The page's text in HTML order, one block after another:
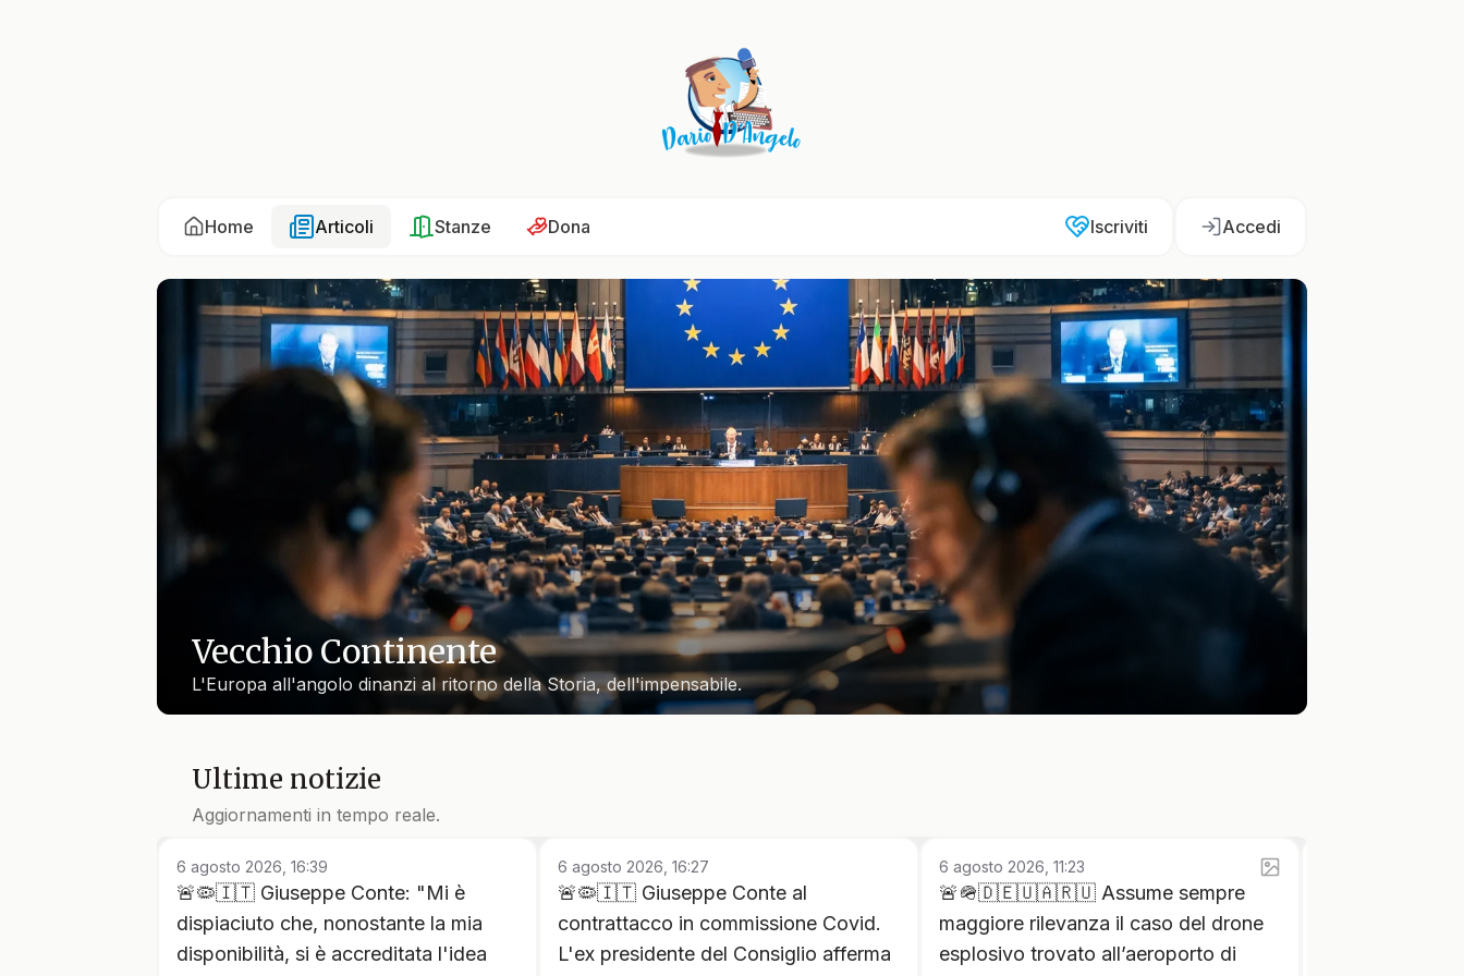
Home Articoli Stanze Dona Iscriviti Accedi
Vecchio Continente
L'Europa all'angolo dinanzi al ritorno della Storia, dell'impensabile.
Ultime notizie
Aggiornamenti in tempo reale.
6 agosto 2026, 16:39
🚨🦠🇮🇹 Giuseppe Conte: "Mi è
dispiaciuto che, nonostante la mia
disponibilità, si è accreditata l'idea
6 agosto 2026, 16:27
🚨🦠🇮🇹 Giuseppe Conte al
contrattacco in commissione Covid.
L'ex presidente del Consiglio afferma
6 agosto 2026, 11:23
🚨🪖🇩🇪🇺🇦🇷🇺 Assume sempre
maggiore rilevanza il caso del drone
esplosivo trovato all’aeroporto di